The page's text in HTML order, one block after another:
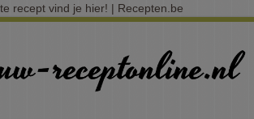
recept vind je hier! | Recepten.be